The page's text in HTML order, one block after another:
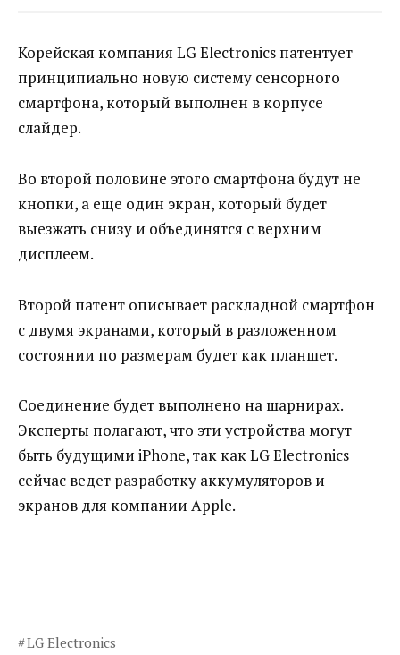
Корейская компания LG Electronics патентует
принципиально новую систему сенсорного
смартфона, который выполнен в корпусе
слайдер.
Во второй половине этого смартфона будут не
кнопки, а еще один экран, который будет
выезжать снизу и объединятся с верхним
дисплеем.
Второй патент описывает раскладной смартфон
с двумя экранами, который в разложенном
состоянии по размерам будет как планшет.
Соединение будет выполнено на шарнирах.
Эксперты полагают, что эти устройства могут
быть будущими iPhone, так как LG Electronics
сейчас ведет разработку аккумуляторов и
экранов для компании Apple.
LG Electronics